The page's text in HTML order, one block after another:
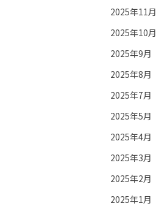
2025年11月
2025年10月
2025年9月
2025年8月
2025年7月
2025年5月
2025年4月
2025年3月
2025年2月
2025年1月